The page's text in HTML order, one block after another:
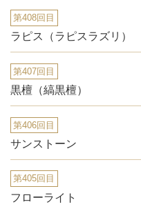
第408回目
ラピス（ラピスラズリ）
第407回目
黒檀（縞黒檀）
第406回目
サンストーン
第405回目
フローライト